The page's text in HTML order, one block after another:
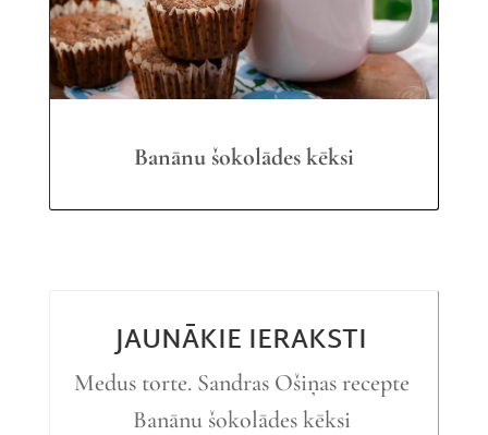
Banānu šokolādes kēksi
JAUNĀKIE IERAKSTI
Medus torte. Sandras Ošiņas recepte
Banānu šokolādes kēksi